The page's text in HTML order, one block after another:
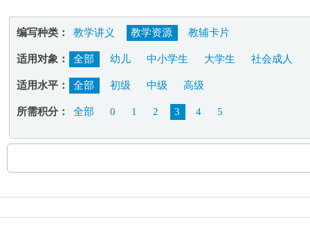
编写种类： 教学讲义 教学资源 教辅卡片
适用对象： 全部 幼儿 中小学生 大学生 社会成人
适用水平： 全部 初级 中级 高级
所需积分： 全部 0 1 2 3 4 5